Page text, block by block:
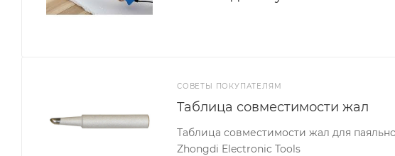
СОВЕТЫ ПОКУПАТЕЛЯМ
Таблица совместимости жал
Таблица совместимости жал для
Zhongdi Electronic Tools